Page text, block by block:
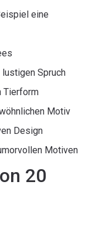
eine
Spruch
Tierform
Motiv
Design
Motiven
20